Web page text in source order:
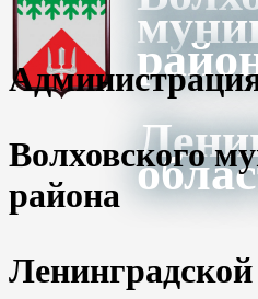
Волховского
района
Ленинградской